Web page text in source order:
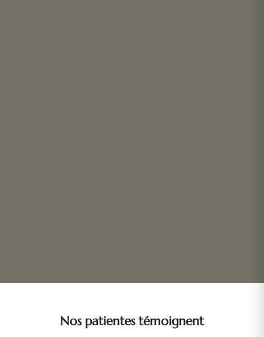
Nos patientes témoignent